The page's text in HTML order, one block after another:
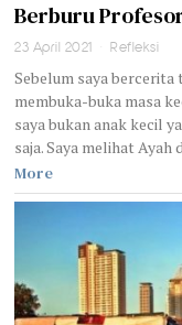
Berburu
23 April 2021 Refleksi
Sebelum saya
membuka-buka masa
saya bukan anak kecil
saja. Saya melihat
More